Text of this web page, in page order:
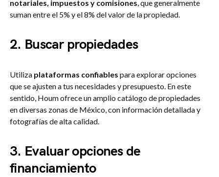
notariales, impuestos y comisiones, que generalmente
suman entre el 5% y el 8% del valor de la propiedad.
2. Buscar propiedades
Utiliza plataformas confiables para explorar opciones
que se ajusten a tus necesidades y presupuesto. En este
sentido, Houm ofrece un amplio catálogo de propiedades
en diversas zonas de México, con información detallada y
fotografías de alta calidad.
3. Evaluar opciones de
financiamiento